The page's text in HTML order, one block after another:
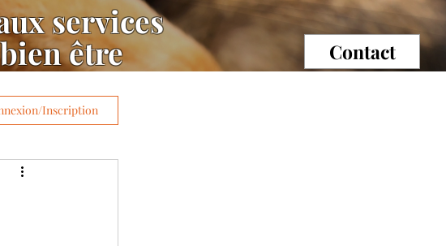
services
être Contact
Inscription